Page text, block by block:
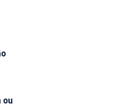
ou